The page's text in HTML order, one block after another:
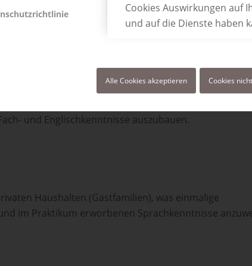
Cookies Auswirkungen auf
und auf die Dienste haben
Alle Cookies akzeptieren Cookies
erfolgt, kannst du beispielsweise in der
Bauwesen oder in der Tourismusbranche absolvieren.
Vor allem in Kapstadt, der malerisch zwischen
hast du als Praktikant Gelegenheit, in das
und Englischkenntnisse auszubauen.
Haushalten (Gastfamilien), was einmalige
im Praktikum erworbenen Sprachkenntnisse